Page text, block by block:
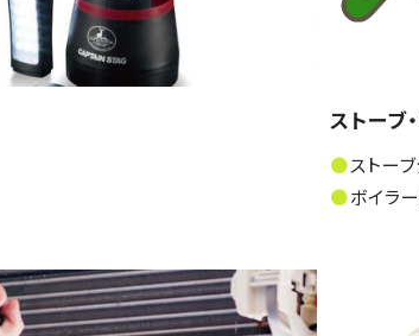
ストーブ
ストー
ボイラ